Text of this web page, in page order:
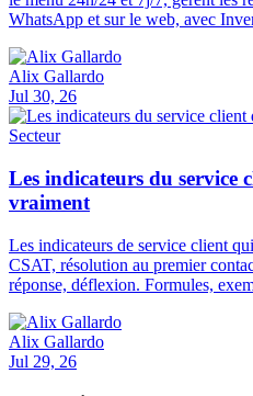
WhatsApp et sur le web, avec
Alix Gallardo
Jul 30, 26
Secteur
Les indicateurs du service
vraiment
Les indicateurs de service client
CSAT, résolution au premier
réponse, déflexion. Formules,
Alix Gallardo
Jul 29, 26